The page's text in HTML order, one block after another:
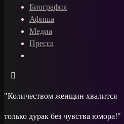
Биография
Афиша
Медиа
Пресса
"Количеством женщин хвалится
только дурак без чувства юмора!"